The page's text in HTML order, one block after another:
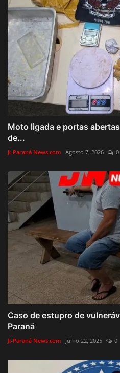
Moto ligada e portas
de...
Ji-Paraná News.com Agosto 7, 2026 0
Caso de estupro de
Paraná
Ji-Paraná News.com Julho 22, 2025 0